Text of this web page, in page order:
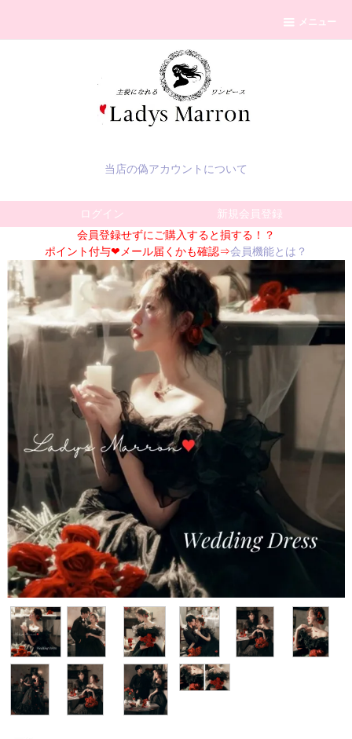
メニュー
当店の偽アカウントについて
ログイン
新規会員登録
会員登録せずにご購入すると損する！？
ポイント付与❤メール届くかも確認⇒会員機能とは？